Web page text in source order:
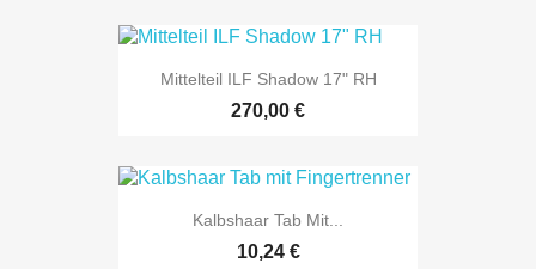
Mittelteil ILF Shadow 17" RH
270,00 €
Kalbshaar Tab Mit...
10,24 €